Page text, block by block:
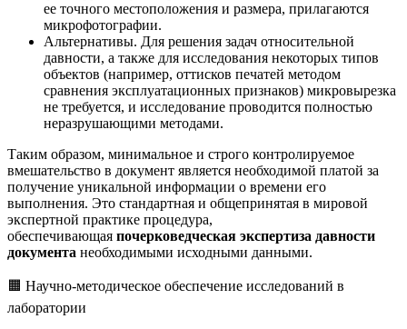
ее точного местоположения и размера, прилагаются
микрофотографии.
Альтернативы. Для решения задач относительной
давности, а также для исследования некоторых типов
объектов (например, оттисков печатей методом
сравнения эксплуатационных признаков) микровырезка
не требуется, и исследование проводится полностью
неразрушающими методами.
Таким образом, минимальное и строго контролируемое
вмешательство в документ является необходимой платой за
получение уникальной информации о времени его
выполнения. Это стандартная и общепринятая в мировой
экспертной практике процедура,
обеспечивающая почерковедческая экспертиза давности
документа необходимыми исходными данными.
🟧 Научно-методическое обеспечение исследований в
лаборатории